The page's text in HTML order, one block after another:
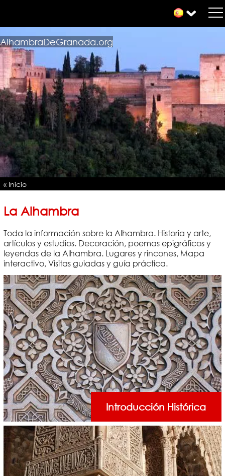
AlhambraDeGranada.org
« Inicio
La Alhambra
Toda la información sobre la Alhambra. Historia y arte,
artículos y estudios. Decoración, poemas epigráficos y
leyendas de la Alhambra. Lugares y rincones, Mapa
interactivo, Visitas guiadas y guía práctica.
Introducción Histórica